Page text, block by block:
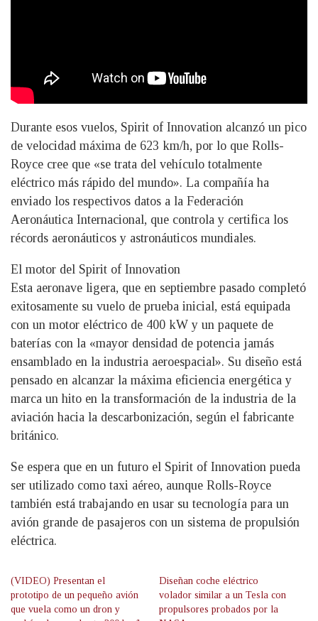
Durante esos vuelos, Spirit of Innovation alcanzó un pico
de velocidad máxima de 623 km/h, por lo que Rolls-
Royce cree que «se trata del vehículo totalmente
eléctrico más rápido del mundo». La compañía ha
enviado los respectivos datos a la Federación
Aeronáutica Internacional, que controla y certifica los
récords aeronáuticos y astronáuticos mundiales.
El motor del Spirit of Innovation
Esta aeronave ligera, que en septiembre pasado completó
exitosamente su vuelo de prueba inicial, está equipada
con un motor eléctrico de 400 kW y un paquete de
baterías con la «mayor densidad de potencia jamás
ensamblado en la industria aeroespacial». Su diseño está
pensado en alcanzar la máxima eficiencia energética y
marca un hito en la transformación de la industria de la
aviación hacia la descarbonización, según el fabricante
británico.
Se espera que en un futuro el Spirit of Innovation pueda
ser utilizado como taxi aéreo, aunque Rolls-Royce
también está trabajando en usar su tecnología para un
avión grande de pasajeros con un sistema de propulsión
eléctrica.
(VIDEO) Presentan el
prototipo de un pequeño avión
que vuela como un dron y
Diseñan coche eléctrico
volador similar a un Tesla con
propulsores probados por la